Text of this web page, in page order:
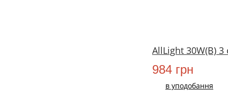
AllLight 30W(B) 3
984 грн
в уподобання